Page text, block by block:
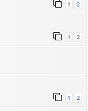
1 2
1 2
1 2